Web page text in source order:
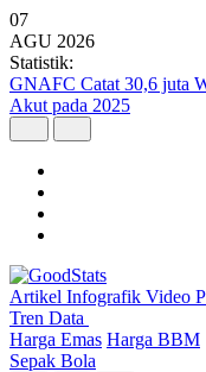
07
AGU 2026
Statistik:
Kunjungan Wisatawan
2026
Artikel Infografik Video
Tren Data
Harga Emas Harga BBM
Sepak Bola